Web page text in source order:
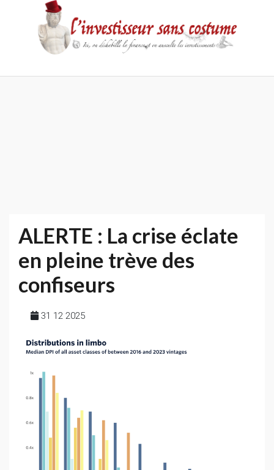
confidentialité
ALERTE : La crise éclate
en pleine trève des
confiseurs
31 12 2025